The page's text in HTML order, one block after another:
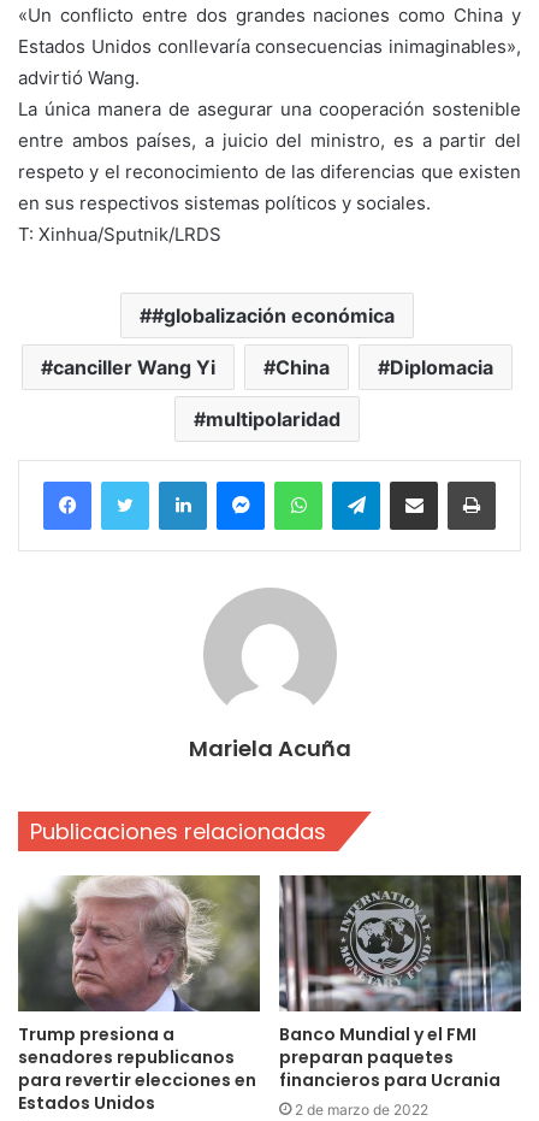
«Un conflicto entre dos grandes naciones como China y
Estados Unidos conllevaría consecuencias inimaginables»,
advirtió Wang.
La única manera de asegurar una cooperación sostenible
entre ambos países, a juicio del ministro, es a partir del
respeto y el reconocimiento de las diferencias que existen
en sus respectivos sistemas políticos y sociales.
T: Xinhua/Sputnik/LRDS
#globalización económica
canciller Wang Yi China Diplomacia
multipolaridad
FacebookTwitter LinkedInMessengerWhatsAppTelegramCompartir por correo electrónico
Mariela Acuña
Publicaciones relacionadas
Trump presiona a
senadores republicanos
para revertir elecciones en
Estados Unidos
Banco Mundial y el FMI
preparan paquetes
financieros para Ucrania
2 de marzo de 2022